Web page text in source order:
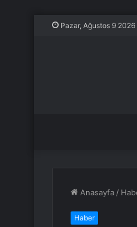
Pazar, Ağustos 9 2026
Anasayfa /
Haber